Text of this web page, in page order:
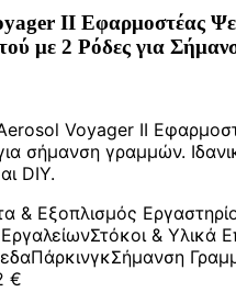
II Εφαρμοστέας
με 2 Ρόδες για
Voyager II
σήμανση γραμμών.
DIY.
& Εξοπλισμός
Στόκοι & Υλικά
ΠάρκινγκΣήμανση
€